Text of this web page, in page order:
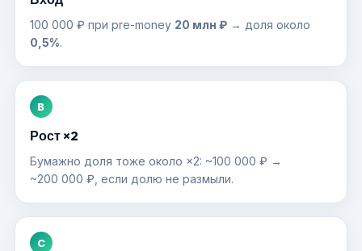
100 000 ₽ при pre-money 20 млн ₽→ доля около
0,5%.
B
Рост ×2
Бумажно доля тоже около ×2: ~100 000 ₽ →
~200 000 ₽, если долю не размыли.
C